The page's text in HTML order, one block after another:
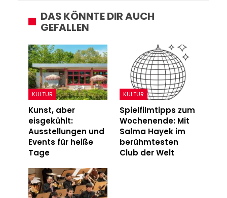
DAS KÖNNTE DIR AUCH
GEFALLEN
KULTUR
Kunst, aber
eisgekühlt:
Ausstellungen und
Events für heiße
Tage
KULTUR
Spielfilmtipps zum
Wochenende: Mit
Salma Hayek im
berühmtesten
Club der Welt